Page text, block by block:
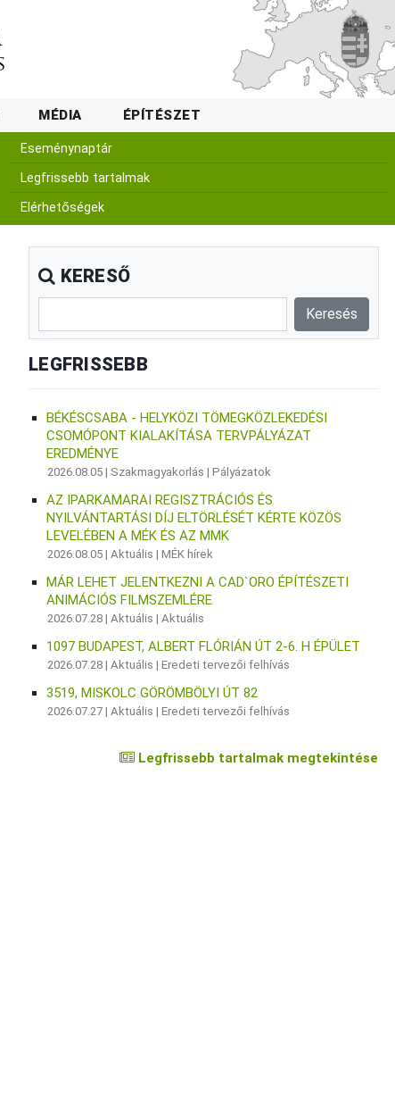
MÉDIA ÉPÍTÉSZET
Eseménynaptár
Legfrissebb tartalmak
Elérhetőségek
KERESŐ
LEGFRISSEBB
BÉKÉSCSABA - HELYKÖZI TÖMEGKÖZLEKEDÉSI
CSOMÓPONT KIALAKÍTÁSA TERVPÁLYÁZAT
EREDMÉNYE
2026.08.05 | Szakmagyakorlás |Pályázatok
AZ IPARKAMARAI REGISZTRÁCIÓS ÉS
NYILVÁNTARTÁSI DÍJ ELTÖRLÉSÉT KÉRTE KÖZÖS
LEVELÉBEN A MÉK ÉS AZ MMK
2026.08.05 |Aktuális |MÉK hírek
MÁR LEHET JELENTKEZNI A CAD`ORO ÉPÍTÉSZETI
ANIMÁCIÓS FILMSZEMLÉRE
2026.07.28 |Aktuális |Aktuális
1097 BUDAPEST, ALBERT FLÓRIÁN ÚT 2-6. H ÉPÜLET
2026.07.28 |Aktuális |Eredeti tervezői felhívás
3519, MISKOLC GÖRÖMBÖLYI ÚT 82
2026.07.27 |Aktuális |Eredeti tervezői felhívás
Legfrissebb tartalmak megtekintése